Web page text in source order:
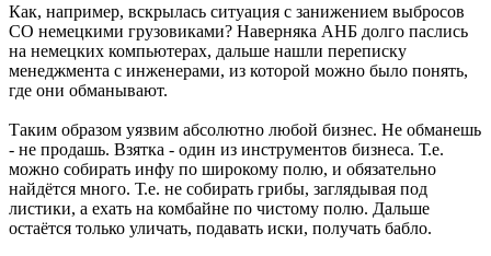
Как, например, вскрылась ситуация с занижением выбросов
CO немецкими грузовиками? Наверняка АНБ долго паслись
на немецких компьютерах, дальше нашли переписку
менеджмента с инженерами, из которой можно было понять,
где они обманывают.
Таким образом уязвим абсолютно любой бизнес. Не обманешь
- не продашь. Взятка - один из инструментов бизнеса. Т.е.
можно собирать инфу по широкому полю, и обязательно
найдётся много. Т.е. не собирать грибы, заглядывая под
листики, а ехать на комбайне по чистому полю. Дальше
остаётся только уличать, подавать иски, получать бабло.